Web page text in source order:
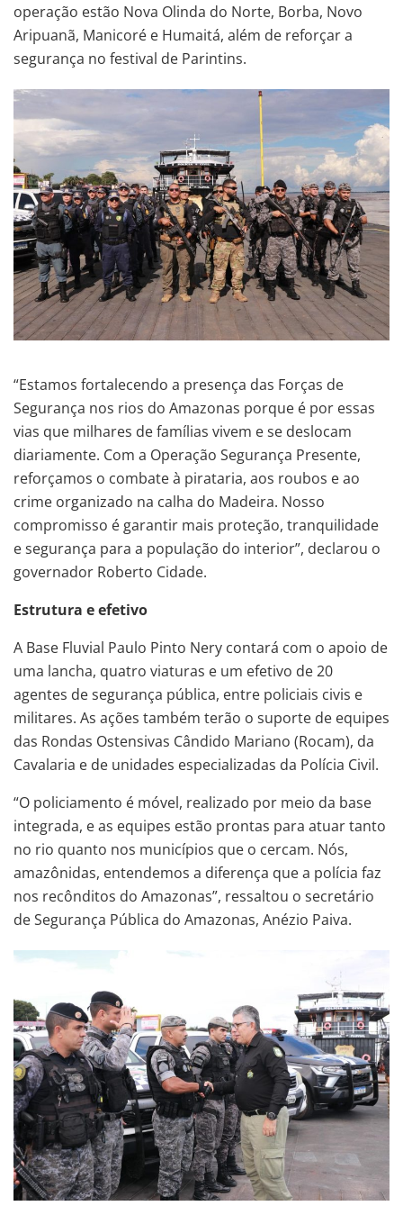
operação estão Nova Olinda do Norte, Borba, Novo
Aripuanã, Manicoré e Humaitá, além de reforçar a
segurança no festival de Parintins.
“Estamos fortalecendo a presença das Forças de
Segurança nos rios do Amazonas porque é por essas
vias que milhares de famílias vivem e se deslocam
diariamente. Com a Operação Segurança Presente,
reforçamos o combate à pirataria, aos roubos e ao
crime organizado na calha do Madeira. Nosso
compromisso é garantir mais proteção, tranquilidade
e segurança para a população do interior”, declarou o
governador Roberto Cidade.
Estrutura e efetivo
A Base Fluvial Paulo Pinto Nery contará com o apoio de
uma lancha, quatro viaturas e um efetivo de 20
agentes de segurança pública, entre policiais civis e
militares. As ações também terão o suporte de equipes
das Rondas Ostensivas Cândido Mariano (Rocam), da
Cavalaria e de unidades especializadas da Polícia Civil.
“O policiamento é móvel, realizado por meio da base
integrada, e as equipes estão prontas para atuar tanto
no rio quanto nos municípios que o cercam. Nós,
amazônidas, entendemos a diferença que a polícia faz
nos recônditos do Amazonas”, ressaltou o secretário
de Segurança Pública do Amazonas, Anézio Paiva.